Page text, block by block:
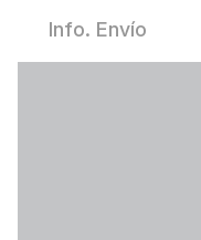
Info. Envío